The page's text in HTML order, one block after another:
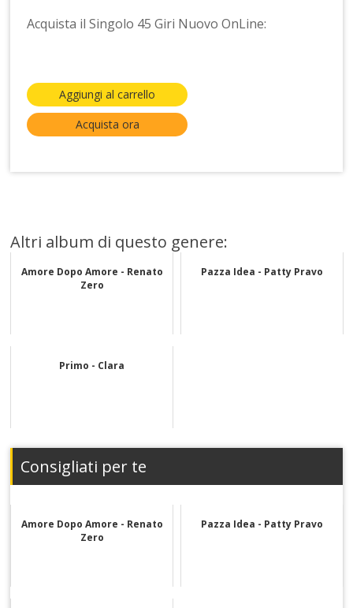
Acquista il Singolo 45 Giri Nuovo OnLine:
Aggiungi al carrello
Acquista ora
Altri album di questo genere:
Amore Dopo Amore - Renato
Zero
Pazza Idea - Patty Pravo
Primo - Clara
Consigliati per te
Amore Dopo Amore - Renato
Zero
Pazza Idea - Patty Pravo